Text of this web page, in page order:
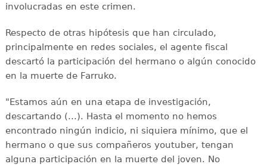
involucradas en este crimen.
Respecto de otras hipótesis que han circulado,
principalmente en redes sociales, el agente fiscal
descartó la participación del hermano o algún conocido
en la muerte de Farruko.
"Estamos aún en una etapa de investigación,
descartando (...). Hasta el momento no hemos
encontrado ningún indicio, ni siquiera mínimo, que el
hermano o que sus compañeros youtuber, tengan
alguna participación en la muerte del joven. No